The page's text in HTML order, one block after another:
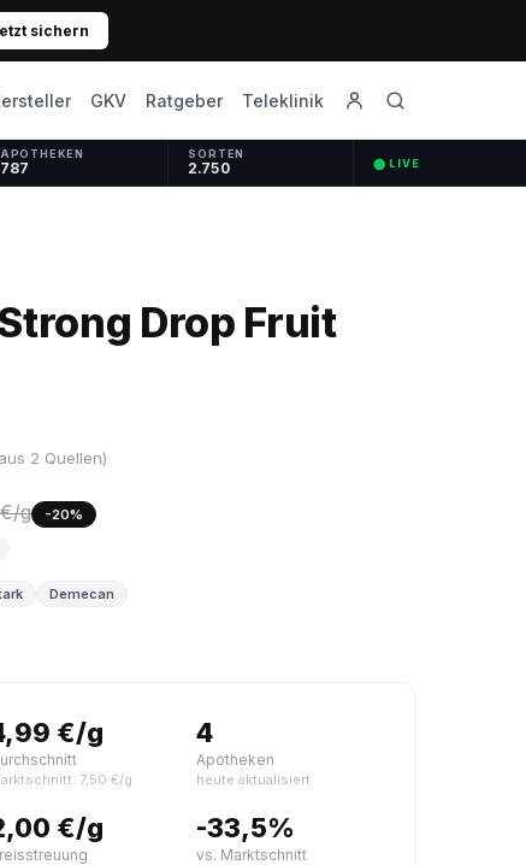
sichern
GKV Ratgeber Teleklinik
APOTHEKEN
787
SORTEN
2.750 ⬤ LIVE
Drop Fruit
2 Quellen)
g
-20%
Demecan
€/g
7,50 €/g
4
Apotheken
heute aktualisiert
€/g -33,5%
vs. Marktschnitt